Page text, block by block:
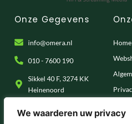
We waarderen uw privacy
Onze Gegevens
info@omera.nl
010 - 7600 190
Sikkel 40 F, 3274 KK
Heinenoord
Home